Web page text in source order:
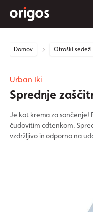
Domov Otroški sedeži
Urban Iki
Sprednje
Je kot krema za sončenje!
čudovitim odtenkom.
vzdržljivo in odporno na